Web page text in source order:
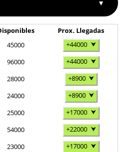
▼
Prox. Llegadas
45000 +44000 ⮟
96000 +44000 ⮟
28000 +8900 ⮟
24000 +8900 ⮟
25000 +17000 ⮟
54000 +22000 ⮟
23000 +17000 ⮟